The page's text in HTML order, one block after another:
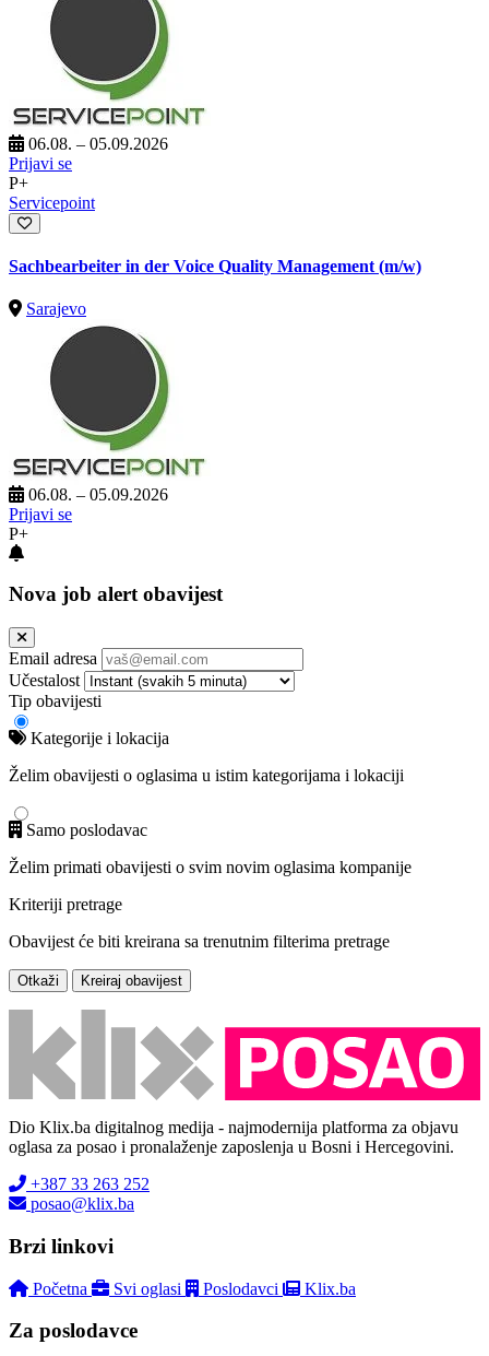
06.08. – 05.09.2026
Prijavi se
P+
Servicepoint
Sachbearbeiter in der Voice Quality Management (m/w)
Sarajevo
06.08. – 05.09.2026
Prijavi se
P+
Nova job alert obavijest
Email adresa
Učestalost
Tip obavijesti
Kategorije i lokacija
Želim obavijesti o oglasima u istim kategorijama i lokaciji
Samo poslodavac
Želim primati obavijesti o svim novim oglasima kompanije
Kriteriji pretrage
Obavijest će biti kreirana sa trenutnim filterima pretrage
Otkaži Kreiraj obavijest
Dio Klix.ba digitalnog medija - najmodernija platforma za objavu
oglasa za posao i pronalaženje zaposlenja u Bosni i Hercegovini.
+387 33 263 252
posao@klix.ba
Brzi linkovi
Početna Svi oglasi Poslodavci Klix.ba
Za poslodavce